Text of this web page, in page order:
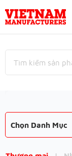
Chọn Danh Mục